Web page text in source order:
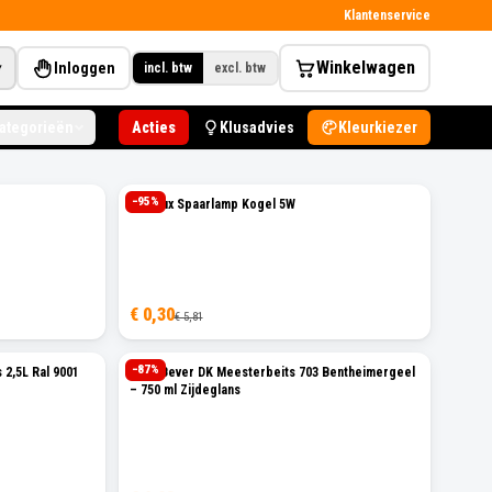
Klantenservice
Inloggen incl. btw excl. btw Winkelwagen
Acties Klusadvies Kleurkiezer
−95%
Attralux Spaarlamp Kogel 5W
€ 0,30€ 5,81
Ral 9001
−87%
Ceta Bever DK Meesterbeits 703 Bentheimergeel
– 750 ml Zijdeglans